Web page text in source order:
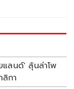
ลนด์' ลุ้นล่าโพ
กา